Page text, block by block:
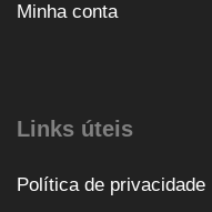
Minha conta
Links úteis
Política de privacidade